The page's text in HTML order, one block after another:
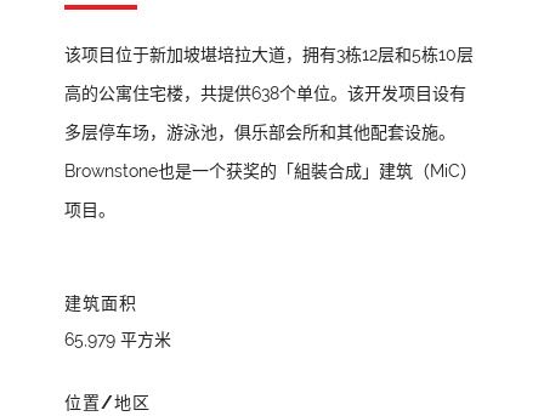
该项目位于新加坡堪培拉大道，拥有3栋12层和5栋10层
高的公寓住宅楼，共提供638个单位。该开发项目设有
多层停车场，游泳池，俱乐部会所和其他配套设施。
Brownstone也是一个获奖的「組裝合成」建筑（MiC）
项目。
建筑面积
65,979 平方米
位置/地区